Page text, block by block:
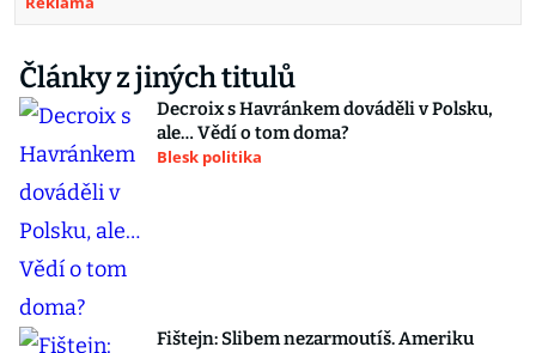
Články z jiných titulů
Decroix s Havránkem dováděli v Polsku,
ale… Vědí o tom doma?
Blesk politika
Fištejn: Slibem nezarmoutíš. Ameriku